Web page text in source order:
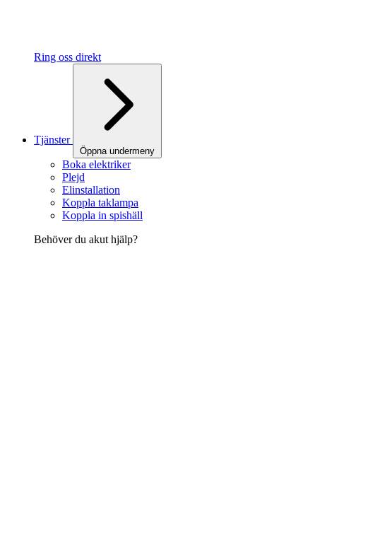
Ring oss direkt
Tjänster
Öppna undermeny
Boka elektriker
Plejd
Elinstallation
Koppla taklampa
Koppla in spishäll
Behöver du akut hjälp?